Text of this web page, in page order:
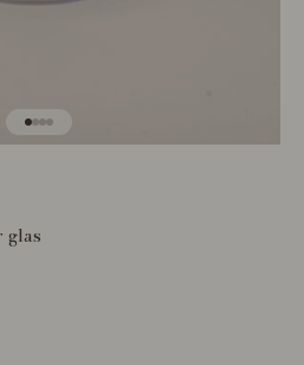
glas